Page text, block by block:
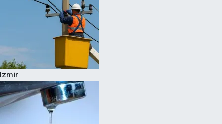
Izmir